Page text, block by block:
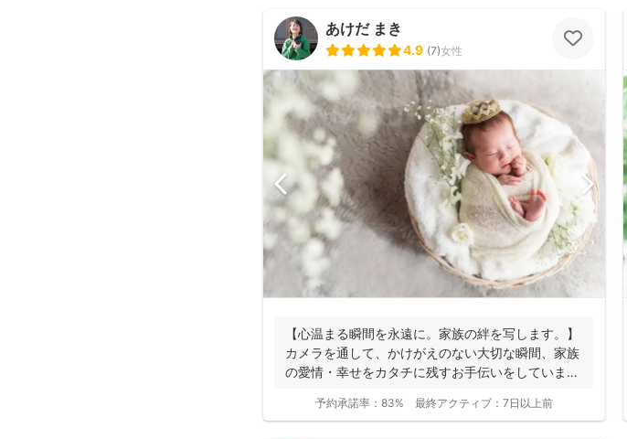
あけだ まき
4.9 (7)女性
【心温まる瞬間を永遠に。家族の絆を写します。】
カメラを通して、かけがえのない大切な瞬間、家族
の愛情・幸せをカタチに残すお手伝いをしていま
予約承諾率： 83% 最終アクティブ： 7日以上前